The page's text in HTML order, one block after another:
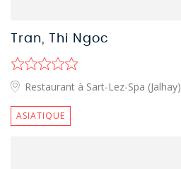
Tran, Thi Ngoc
Restaurant à Sart-Lez-Spa (Jalhay)
ASIATIQUE